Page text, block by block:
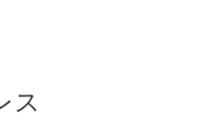
ス